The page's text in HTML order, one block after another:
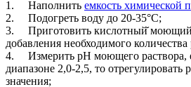
1. Наполнить емкость химической
2. Подогреть воду до 20-35°C;
3. Приготовить кислотный̆ моющий̆
добавления необходимого количества
4. Измерить рН моющего раствора,
диапазоне 2,0-2,5, то отрегулировать
значения;